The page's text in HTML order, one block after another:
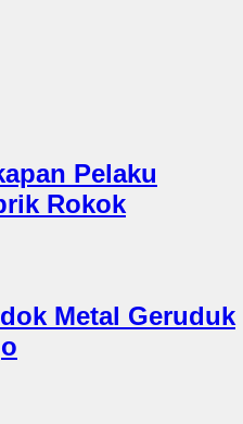
Pelaku
Rokok
Metal Geruduk